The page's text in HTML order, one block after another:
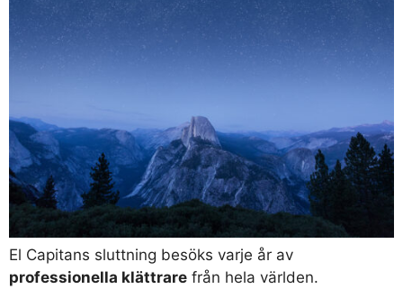
El Capitans sluttning besöks varje år av
professionella klättrare från hela världen.